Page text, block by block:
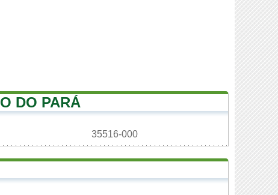
DO PARÁ
35516-000